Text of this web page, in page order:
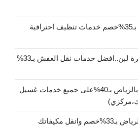
شركة تنظيف بالدرعيه بـ35%خصم خدمات تنظيف احترافية
دينا نقل عفش حي ظهرة لبن..افضل خدمات نقل العفش بـ33%
شركة تنظيف مكيفات بالرياض بـ40%على جميع خدمات غسيل
نقل مكيفات سبليت بالرياض بـ33%خصم وانقل مكيفاتك